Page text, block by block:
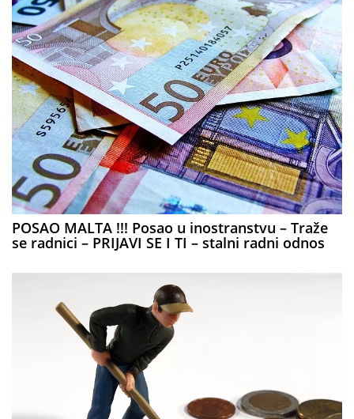
POSAO MALTA !!! Posao u inostranstvu – Traže
se radnici – PRIJAVI SE I TI – stalni radni odnos